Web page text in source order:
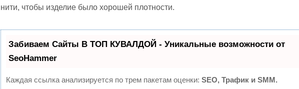
нити, чтобы изделие было хорошей плотности.
Забиваем Сайты В ТОП КУВАЛДОЙ - Уникальные возможности от
SeoHammer
Каждая ссылка анализируется по трем пакетам оценки: SEO, Трафик и SMM.